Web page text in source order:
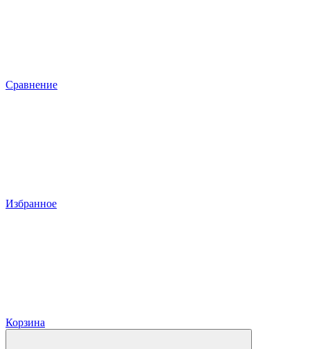
Сравнение
Избранное
Корзина